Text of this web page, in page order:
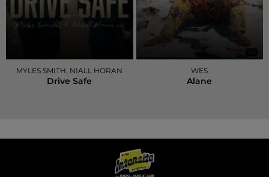
MYLES SMITH, NIALL HORAN
Drive Safe
WES
Alane